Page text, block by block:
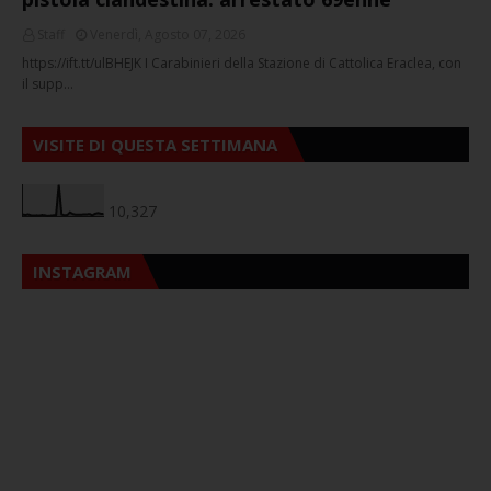
https://ift.tt/ulBHEJK I Carabinieri della Stazione di Cattolica Eraclea, con
il supp…
VISITE DI QUESTA SETTIMANA
10,327
INSTAGRAM